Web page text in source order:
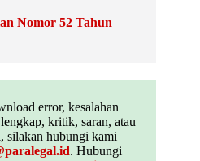
Nomor 52 Tahun
error, kesalahan
kritik, saran, atau
silakan hubungi kami
. Hubungi